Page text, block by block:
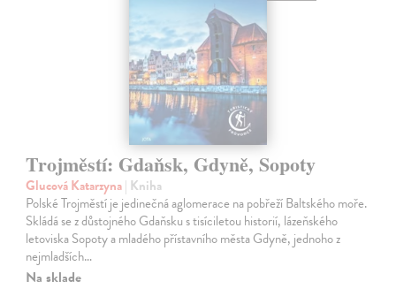
Trojměstí: Gdaňsk, Gdyně, Sopoty
Glucová Katarzyna| Kniha
Polské Trojměstí je jedinečná aglomerace na pobřeží Baltského moře.
Skládá se z důstojného Gdaňsku s tisíciletou historií, lázeňského
letoviska Sopoty a mladého přístavního města Gdyně, jednoho z
nejmladších…
Na sklade